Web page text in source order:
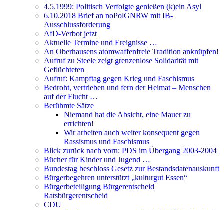
4.5.1999: Politisch Verfolgte genießen (k)ein Asyl
6.10.2018 Brief an noPolGNRW mit IB-
Ausschlussforderung
AfD-Verbot jetzt
Aktuelle Termine und Ereignisse …
An Oberhausens atomwaffenfreie Tradition anknüpfen!
Aufruf zu Steele zeigt grenzenlose Solidarität mit
Geflüchteten
Aufruf: Kampftag gegen Krieg und Faschismus
Bedroht, vertrieben und fern der Heimat – Menschen
auf der Flucht …
Berühmte Sätze
Niemand hat die Absicht, eine Mauer zu
errichten!
Wir arbeiten auch weiter konsequent gegen
Rassismus und Faschismus
Blick zurück nach vorn: PDS im Übergang 2003-2004
Bücher für Kinder und Jugend …
Bundestag beschloss Gesetz zur Bestandsdatenauskunft
Bürgerbegehren unterstützt „kulturgut Essen“
Bürgerbeteiligung Bürgerentscheid
Ratsbürgerentscheid
CDU